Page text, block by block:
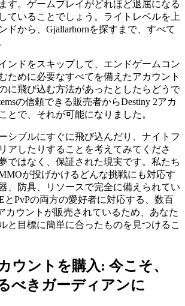
す。ゲームプレイがどれほど退屈になる
ていることでしょう。ライトレベルを上
ドから、Gjallarhornを探すまで、すべて
ンドをスキップして、エンドゲームコン
ために必要なすべてを備えたアカウント
に飛び込む方法があったとしたらどうで
の信頼できる販売者からDestiny 2アカ
とで、それが可能になりました。
シブルにすぐに飛び込んだり、ナイトフ
アしたりすることを考えてみてくださ
ではなく、保証された現実です。私たち
が投げかけるどんな挑戦にも対応す
、防具、リソースで完全に備えられてい
とPvPの両方の愛好者に対応する、数百
カウントが販売されているため、あなた
と目標に簡単に合ったものを見つけるこ
ウントを購入: 今こそ、
べきガーディアンに